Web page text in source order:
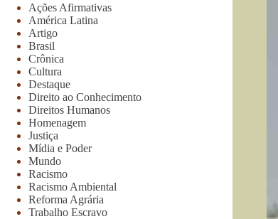
Ações Afirmativas
América Latina
Artigo
Brasil
Crônica
Cultura
Destaque
Direito ao Conhecimento
Direitos Humanos
Homenagem
Justiça
Mídia e Poder
Mundo
Racismo
Racismo Ambiental
Reforma Agrária
Trabalho Escravo